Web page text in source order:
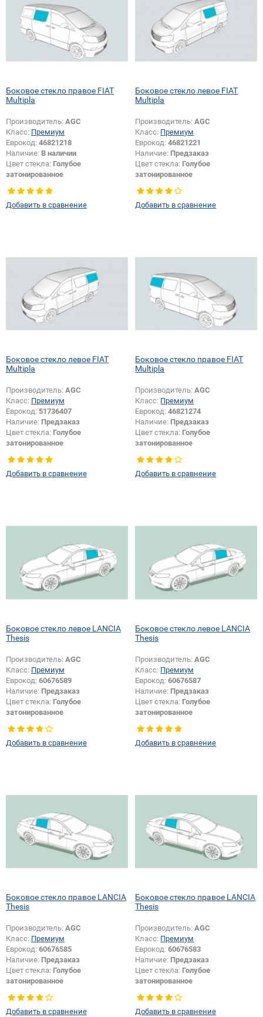
Боковое стекло правое FIAT
Multipla
Производитель: AGC
Класс: Премиум
Еврокод: 46821218
Наличие: В наличии
Цвет стекла: Голубое
затонированное
правое
Добавить в сравнение
Боковое стекло левое FIAT
Multipla
Производитель:AGC
Класс: Премиум
Еврокод:46821221
Наличие: Предзаказ
Цвет стекла: Голубое
затонированное
Добавить в сравнение
Боковое стекло левое FIAT
Multipla
Производитель: AGC
Класс: Премиум
Еврокод: 51736407
Наличие: Предзаказ
Цвет стекла: Голубое
затонированное
Тип стекла: Боковое стекло левое
Добавить в сравнение
Боковое стекло правое FIAT
Multipla
Производитель:AGC
Класс: Премиум
Еврокод:46821274
Наличие: Предзаказ
Цвет стекла: Голубое
затонированное
Тип стекла:Боковое стекло
правое
Добавить в сравнение
Боковое стекло левое LANCIA
Thesis
Производитель: AGC
Класс: Премиум
Еврокод: 60676589
Наличие: Предзаказ
Цвет стекла: Голубое
затонированное
Тип стекла:Боковое стекло левое
Добавить в сравнение
Боковое стекло левое LANCIA
Thesis
Производитель:AGC
Класс: Премиум
Еврокод:60676587
Наличие: Предзаказ
Цвет стекла: Голубое
затонированное
Тип стекла:Боковое стекло левое
Добавить в сравнение
Боковое стекло правое LANCIA
Thesis
Производитель: AGC
Класс: Премиум
Еврокод: 60676585
Наличие: Предзаказ
Цвет стекла: Голубое
затонированное
Тип кузова: Седан
Тип стекла:Боковое стекло
правое
Добавить в сравнение
Боковое стекло правое LANCIA
Thesis
Производитель:AGC
Класс: Премиум
Еврокод:60676583
Наличие: Предзаказ
Цвет стекла: Голубое
затонированное
Тип кузова:Седан
Тип стекла:Боковое стекло
правое
Добавить в сравнение